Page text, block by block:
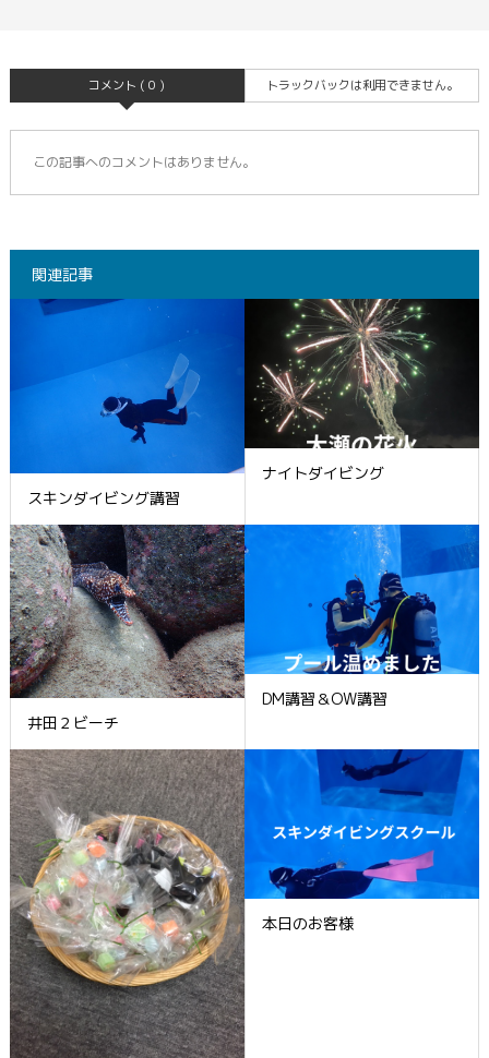
コメント ( 0 ) トラックバックは利用できません。
この記事へのコメントはありません。
関連記事
スキンダイビング講習
ナイトダイビング
井田２ビーチ
DM講習＆OW講習
本日のお客様